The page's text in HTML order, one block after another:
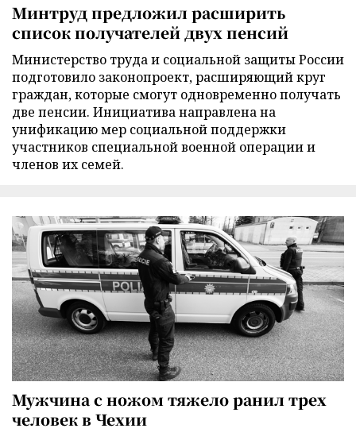
Минтруд предложил расширить
список получателей двух пенсий
Министерство труда и социальной защиты России
подготовило законопроект, расширяющий круг
граждан, которые смогут одновременно получать
две пенсии. Инициатива направлена на
унификацию мер социальной поддержки
участников специальной военной операции и
членов их семей.
Мужчина с ножом тяжело ранил трех
человек в Чехии